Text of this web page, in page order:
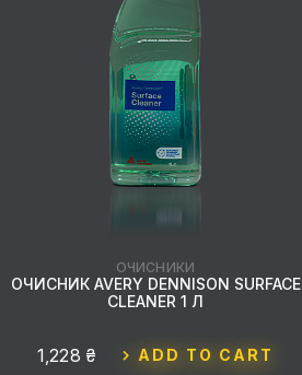
ОЧИСНИКИ
ОЧИСНИК AVERY DENNISON SURFACE
CLEANER 1 Л
1,228 ₴ ADD TO CART